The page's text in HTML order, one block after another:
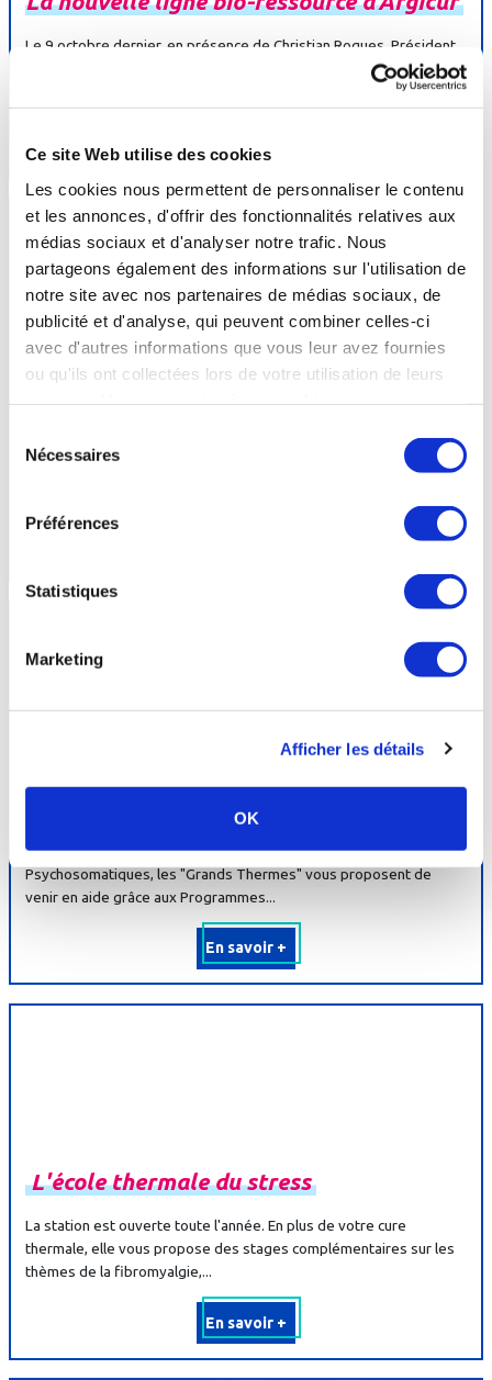
Ce site Web utilise des cookies
Les cookies nous permettent de personnaliser le contenu
et les annonces, d'offrir des fonctionnalités relatives aux
médias sociaux et d'analyser notre trafic. Nous
partageons également des informations sur l'utilisation de
notre site avec nos partenaires de médias sociaux, de
publicité et d'analyse, qui peuvent combiner celles-ci
avec d'autres informations que vous leur avez fournies
ou qu'ils ont collectées lors de votre utilisation de leurs
Nécessaires
Préférences
Statistiques
Marketing
Afficher les détails
OK
Le 9 octobre dernier, en présence de Christian Roques, Président
du Conseil scientifique de l’AFRETh et de Claude-Eugène Bouvier,
Ouvrage"LaMédecinethermale -
donnéesscientifiques"
Le jeudi 5 avril 2018, à l'occasion du 12ème congrès de la
médecine générale, les Professeurs Patrice Queneau et Christian
Bagnères
Fort de son expérience en Rhumatologie et en Affections
Psychosomatiques, les "Grands Thermes" vous proposent de
venir en aide grâce aux Programmes...
En savoir +
L'écolethermaledustress
La station est ouverte toute l'année. En plus de votre cure
thermale, elle vous propose des stages complémentaires sur les
thèmes de la fibromyalgie,...
En savoir +